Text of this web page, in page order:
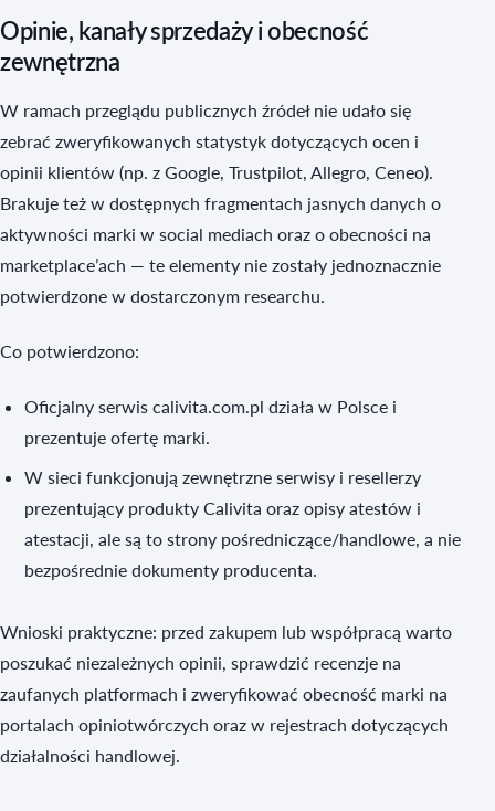
Opinie, kanały sprzedaży i obecność
zewnętrzna
W ramach przeglądu publicznych źródeł nie udało się
zebrać zweryfikowanych statystyk dotyczących ocen i
opinii klientów (np. z Google, Trustpilot, Allegro, Ceneo).
Brakuje też w dostępnych fragmentach jasnych danych o
aktywności marki w social mediach oraz o obecności na
marketplace’ach — te elementy nie zostały jednoznacznie
potwierdzone w dostarczonym researchu.
Co potwierdzono:
Oficjalny serwis calivita.com.pl działa w Polsce i
prezentuje ofertę marki.
W sieci funkcjonują zewnętrzne serwisy i resellerzy
prezentujący produkty Calivita oraz opisy atestów i
atestacji, ale są to strony pośredniczące/handlowe, a nie
bezpośrednie dokumenty producenta.
Wnioski praktyczne: przed zakupem lub współpracą warto
poszukać niezależnych opinii, sprawdzić recenzje na
zaufanych platformach i zweryfikować obecność marki na
portalach opiniotwórczych oraz w rejestrach dotyczących
działalności handlowej.